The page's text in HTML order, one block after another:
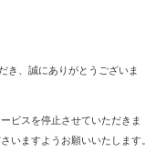
き、誠にありがとうございま
ビスを停止させていただきま
いますようお願いいたします。